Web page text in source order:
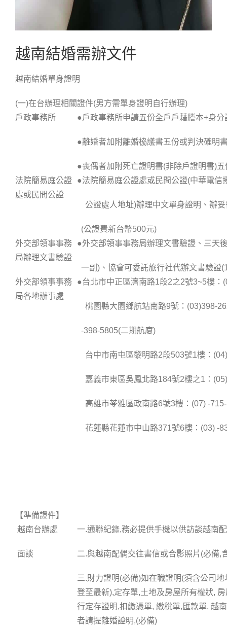
越南結婚需辦文件
越南結婚單身證明
(一)在台辦理相關證件(男方需單身證明自行辦理)
戶政事務所
●戶政事務所申請五份全戶戶藉謄本+身分
●離婚者加附離婚栛議書五份或判決確明
●喪偶者加附死亡證明書(非除戶證明書)五
法院簡易庭公證
處或民間公證
●法院簡易庭公證處或民間公證(中華電
公證處人地址)辦理中文單身證明、辦
(公證費新台幣500元)
外交部領事事務
局辦理文書驗證
●外交部領事事務局辦理文書驗證、三天
一副)、協會可委託旅行社代辦文書驗證
外交部領事事務
局各地辦事處
●台北市中正區濟南路1段2之2號3~5樓：
桃園縣大園鄉航站南路9號：(03)398-
-398-5805(二期航廈)
台中市南屯區黎明路2段503號1樓：
嘉義市東區吳鳳北路184號2樓之1：
高雄市苓雅區政南路6號3樓：(07) -
花蓮縣花蓮市中山路371號6樓：(03) -
【準備證件】
越南台辦處
面談
一.通聯紀錄,務必提供手機以供訪談越南
二.與越南配偶交往書信或合影照片(必備,
三.財力證明(必備)如在職證明(須含公司
登至最新),定存單,土地及房屋所有權狀,
行定存證明,扣繳憑單, 繳稅單,匯款單, 越
者請提離婚證明,(必備)